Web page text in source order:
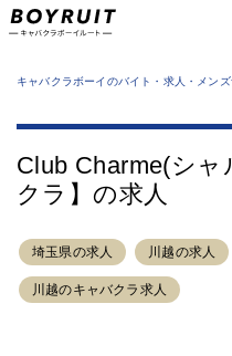
業
運
サ
キャバクラボーイのバイト・求人・メン
Club Charme(シ
クラ】の求人
埼玉県の求人 川越の求人
川越のキャバクラ求人
六本木
新橋
渋谷
錦糸町
八王子